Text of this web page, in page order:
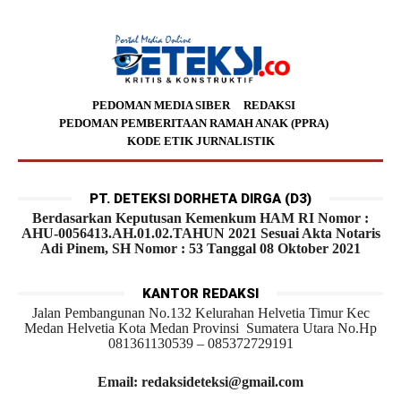
PEDOMAN MEDIA SIBER
REDAKSI
PEDOMAN PEMBERITAAN RAMAH ANAK (PPRA)
KODE ETIK JURNALISTIK
PT. DETEKSI DORHETA DIRGA (D3)
Berdasarkan Keputusan Kemenkum HAM RI Nomor :
AHU-0056413.AH.01.02.TAHUN 2021 Sesuai Akta Notaris
Adi Pinem, SH Nomor : 53 Tanggal 08 Oktober 2021
KANTOR REDAKSI
Jalan Pembangunan No.132 Kelurahan Helvetia Timur Kec
Medan Helvetia Kota Medan Provinsi Sumatera Utara No.Hp
081361130539 – 085372729191
Email: redaksideteksi@gmail.com